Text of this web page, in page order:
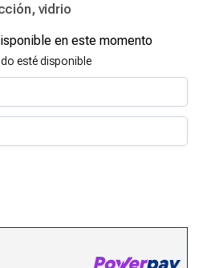
vidrio
en este momento
esté disponible